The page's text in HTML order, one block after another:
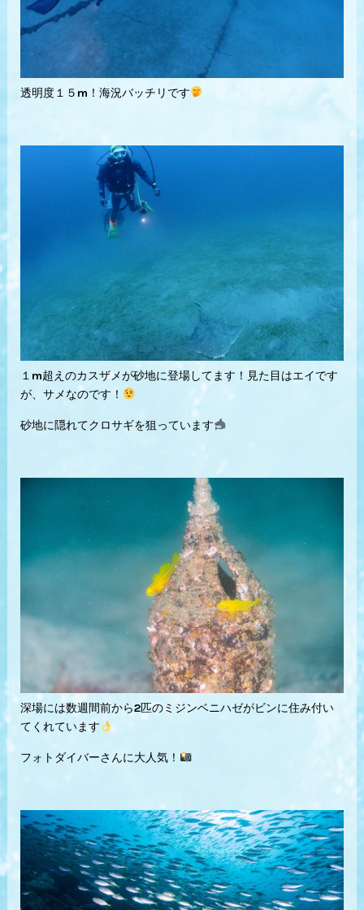
透明度１５m！海況バッチリです
１m超えのカスザメが砂地に登場してます！見た目はエイです
が、サメなのです！
砂地に隠れてクロサギを狙っています
深場には数週間前から2匹のミジンベニハゼがビンに住み付い
てくれています
フォトダイバーさんに大人気！